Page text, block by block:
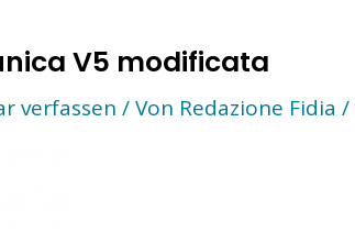
V5 modificata
verfassen / Von Redazione Fidia /